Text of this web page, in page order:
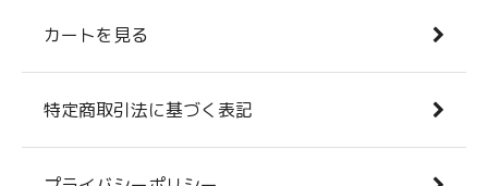
カートを見る
特定商取引法に基づく表記